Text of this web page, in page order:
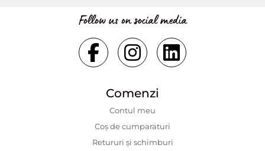
Follow us on social media
Comenzi
Contul meu
Coș de cumparaturi
Retururi și schimburi